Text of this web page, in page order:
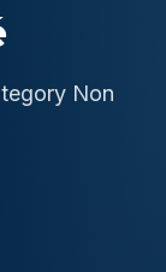
Non